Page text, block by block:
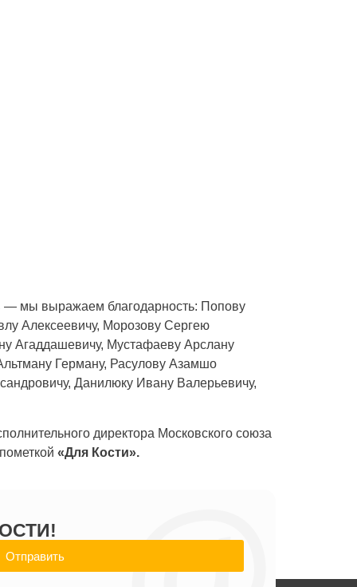
— мы выражаем благодарность: Попову
Алексеевичу, Морозову Сергею
Агаддашевичу, Мустафаеву Арслану
Герману, Расулову Азамшо
Данилюку Ивану Валерьевичу,
директора Московского союза
«Для Кости».
Отправить